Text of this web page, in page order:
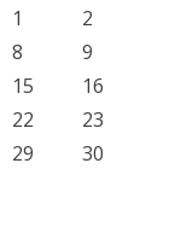
1
2
8
9
15
16
22
23
29
30